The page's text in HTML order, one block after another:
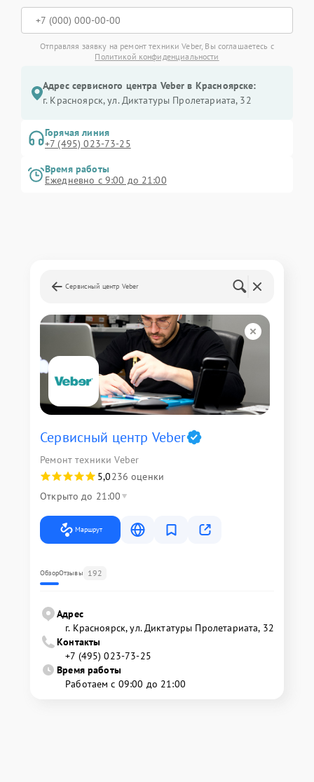
Отправляя заявку на ремонт техники Veber, Вы соглашаетесь с
Политикой конфиденциальности
Адрес сервисного центра Veber в Красноярске:
г. Красноярск, ул. Диктатуры Пролетариата, 32
Горячая линия
+7 (495) 023-73-25
Время работы
Ежедневно с 9:00 до 21:00
Сервисный центр Veber
Сервисный центр Veber
Ремонт техники Veber
5,0236 оценки
Открыто до 21:00
Маршрут
ОбзорОтзывы 192
Адрес
г. Красноярск, ул. Диктатуры Пролетариата, 32
Контакты
+7 (495) 023-73-25
Время работы
Работаем с 09:00 до 21:00